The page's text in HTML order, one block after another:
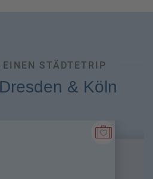
EINEN STÄDTETRIP
& Köln